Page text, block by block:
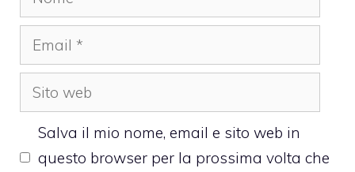
Email
Sito
web
Salva il mio nome, email e sito web in
questo browser per la prossima volta che